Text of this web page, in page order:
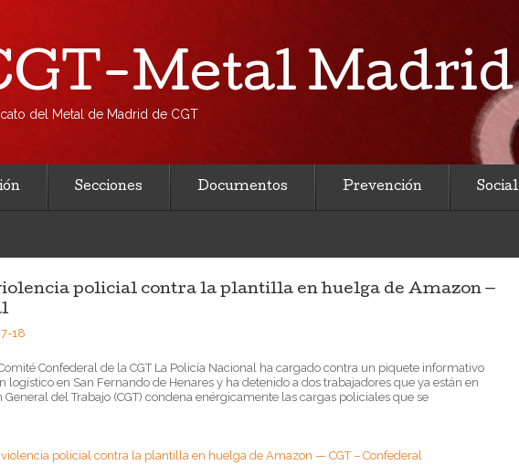
Metal Madrid
del Metal de Madrid de CGT
Secciones Documentos Prevención Social
policial contra la plantilla en huelga de Amazon —
18
Confederal de la CGT La Policía Nacional ha cargado contra un piquete informativo
logístico en San Fernando de Henares y ha detenido a dos trabajadores que ya están en
del Trabajo (CGT) condena enérgicamente las cargas policiales que se
violencia policial contra la plantilla en huelga de Amazon — CGT – Confederal